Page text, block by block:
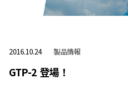
2016.10.24 製品情報
GTP-2 登場！